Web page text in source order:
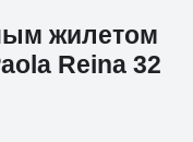
жилетом
Reina 32